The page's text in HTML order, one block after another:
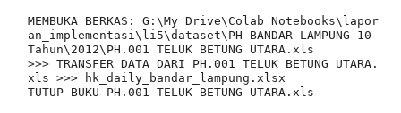
MEMBUKA BERKAS: G:\My Drive\Colab Notebooks\lapor
an_implementasi\li5\dataset\PH BANDAR LAMPUNG 10
Tahun\2012\PH.001 TELUK BETUNG UTARA.xls
>>> TRANSFER DATA DARI PH.001 TELUK BETUNG UTARA.
xls >>> hk_daily_bandar_lampung.xlsx
TUTUP BUKU PH.001 TELUK BETUNG UTARA.xls